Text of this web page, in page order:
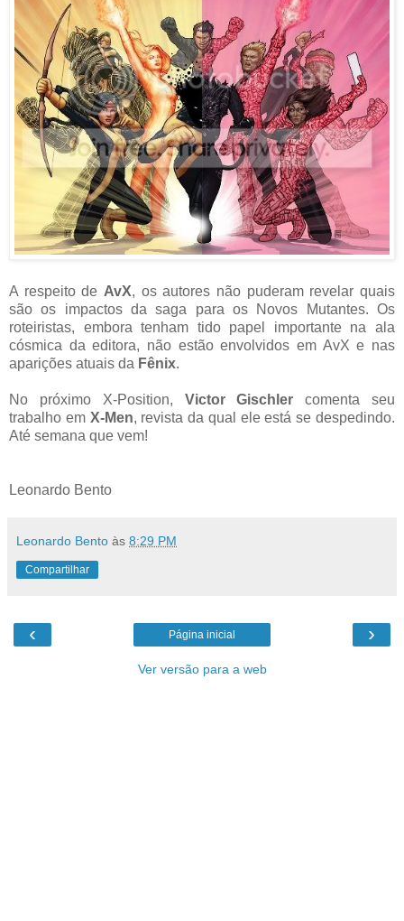
A respeito de AvX, os autores não puderam revelar quais
são os impactos da saga para os Novos Mutantes. Os
roteiristas, embora tenham tido papel importante na ala
cósmica da editora, não estão envolvidos em AvX e nas
aparições atuais da Fênix.
No próximo X-Position, Victor Gischler comenta seu
trabalho em X-Men, revista da qual ele está se despedindo.
Até semana que vem!
Leonardo Bento
Leonardo Bento às 8:29 PM
Compartilhar
‹ ›
Página inicial
Ver versão para a web